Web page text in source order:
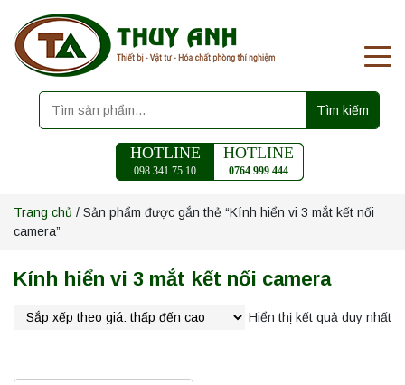
Tìm kiếm
HOTLINE
098 341 75 10
HOTLINE
0764 999 444
Trang chủ / Sản phẩm được gắn thẻ “Kính hiển vi 3 mắt kết nối
camera”
Kính hiển vi 3 mắt kết nối camera
Hiển thị kết quả duy nhất